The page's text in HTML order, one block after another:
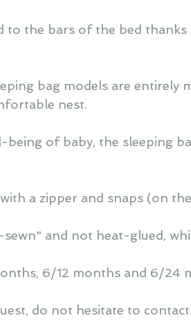
to the bars of the bed
bag models are entirely
nest.
of baby, the sleeping
a zipper and snaps (on
and not heat-glued,
6/12 months and 6/24
do not hesitate to contact